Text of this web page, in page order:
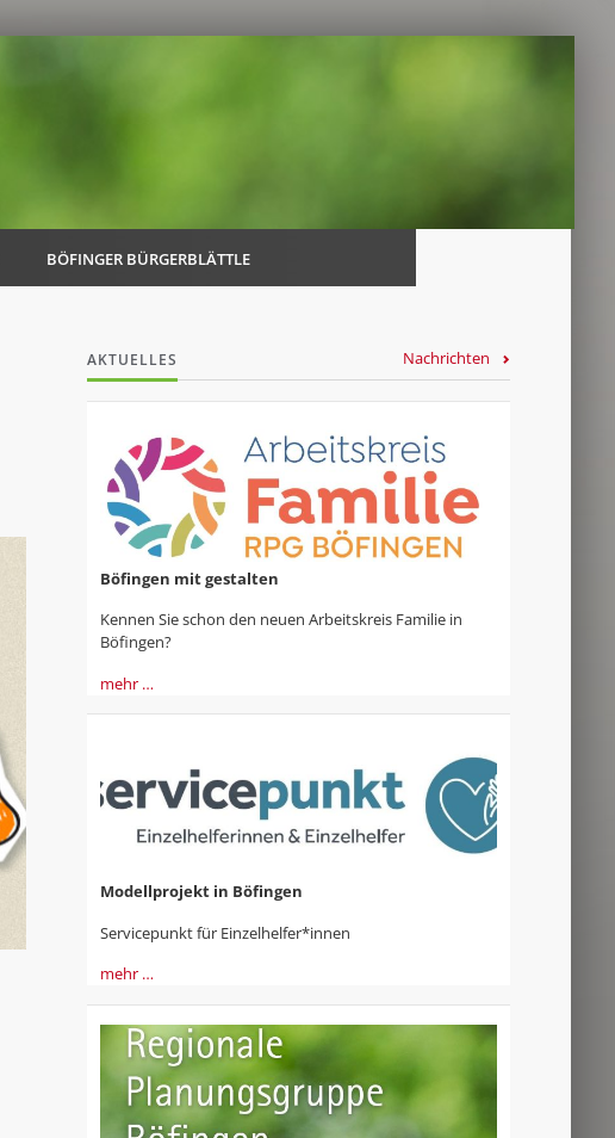
BÖFINGER BÜRGERBLÄTTLE
AKTUELLES Nachrichten
Böfingen mit gestalten
Kennen Sie schon den neuen Arbeitskreis Familie in
Böfingen?
mehr …
Modellprojekt in Böfingen
Servicepunkt für Einzelhelfer*innen
mehr …